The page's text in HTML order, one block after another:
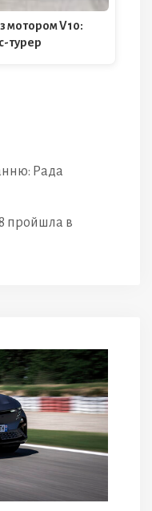
мотором V10:
турер
Рада
пройшла в